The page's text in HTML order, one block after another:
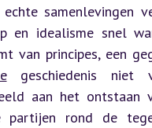
samenlevingen
en idealisme snel
van principes, een
geschiedenis niet
aan het ontstaan
partijen rond de